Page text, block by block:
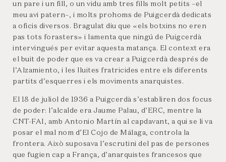
un pare i un fill, o un vidu amb tres fills molt petits –el
meu avi patern–, i molts prohoms de Puigcerdà dedicats
a oficis diversos. Bragulat diu que «els botxins no eren
pas tots forasters» i lamenta que ningú de Puigcerdà
intervingués per evitar aquesta matança. El context era
el buit de poder que es va crear a Puigcerdà després de
l’Alzamiento, i les lluites fratricides entre els diferents
partits d’esquerres i els moviments anarquistes.
El 18 de juliol de 1936 a Puigcerdà s’establiren dos focus
de poder: l’alcalde era Jaume Palau, d’ERC, mentre la
CNT-FAI, amb Antonio Martín al capdavant, a qui se li va
posar el mal nom d’El Cojo de Málaga, controla la
frontera. Això suposava l’escrutini del pas de persones
que fugien cap a França, d’anarquistes francesos que